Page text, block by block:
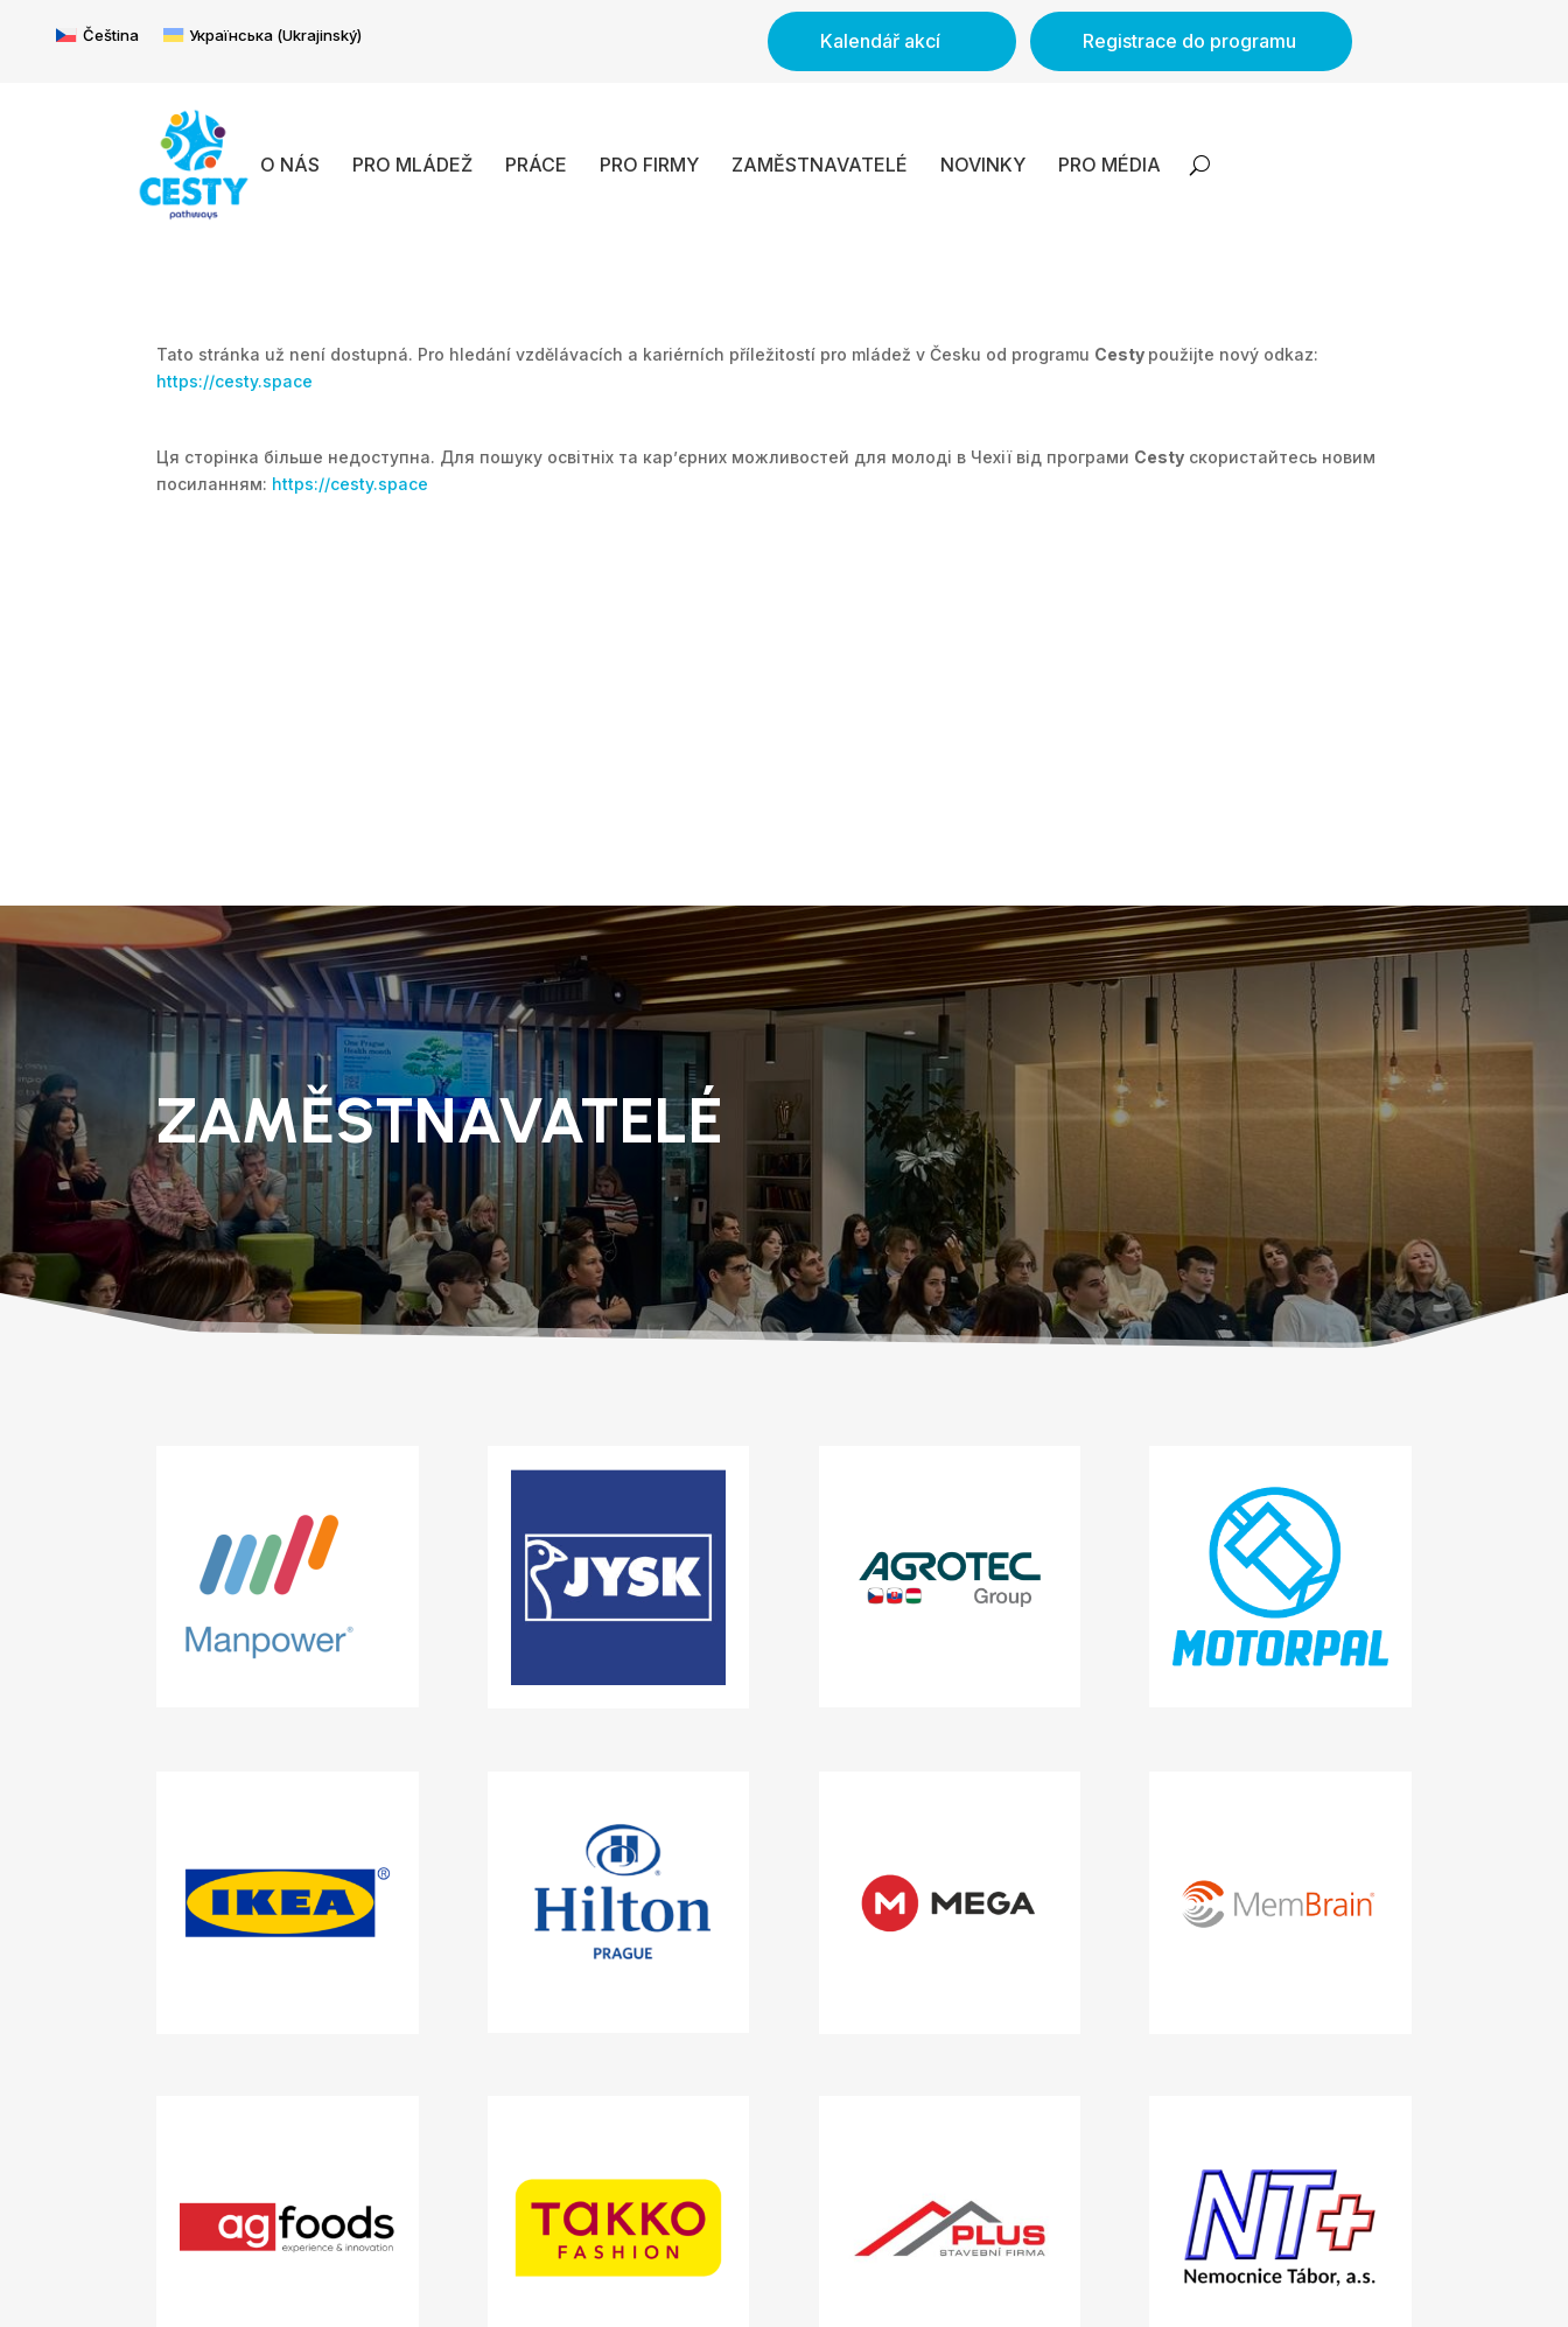
Čeština Українська (Ukrajinský) Kalendář akcí Registrace do programu
O NÁS PRO MLÁDEŽ PRÁCE PRO FIRMY ZAMĚSTNAVATELÉ NOVINKY PRO MÉDIA
Tato stránka už není dostupná. Pro hledání vzdělávacích a kariérních příležitostí pro mládež v Česku od programu Cesty použijte nový odkaz:
https://cesty.space
Ця сторінка більше недоступна. Для пошуку освітніх та карʼєрних можливостей для молоді в Чехії від програми Cesty скористайтесь новим
посиланням: https://cesty.space
ZAMĚSTNAVATELÉ